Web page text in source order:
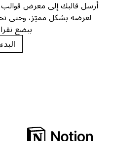
لعرضه بشكل مميّز، وحتى
ببضع نقرات
→